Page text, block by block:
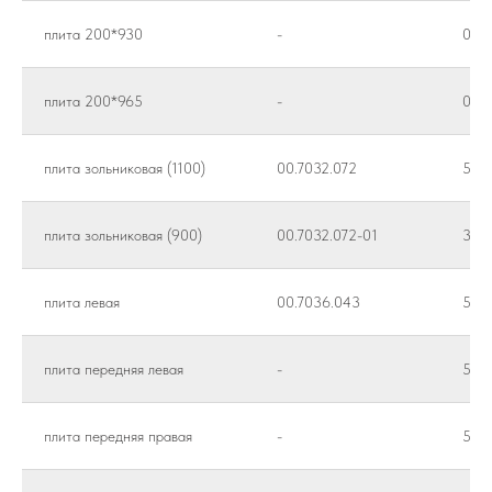
плита 200*930 - 0-
плита 200*965 - 0-
плита зольниковая (1100) 00.7032.072
плита зольниковая (900) 00.7032.072-01
плита левая 00.7036.043
плита передняя левая -
плита передняя правая -